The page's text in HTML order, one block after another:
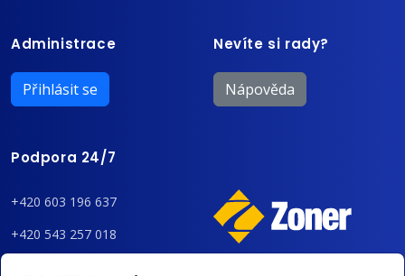
Administrace
Přihlásit se
Nevíte si rady?
Nápověda
Podpora 24/7
+420 603 196 637
+420 543 257 018